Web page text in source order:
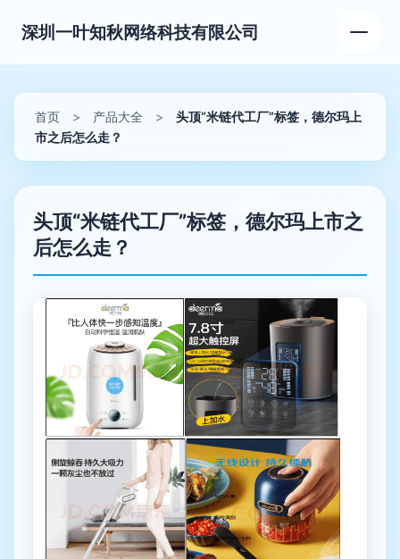
深圳一叶知秋网络科技有限公司
首页 > 产品大全 >
头顶“米链代工厂”标签，德尔玛上
市之后怎么走？
头顶“米链代工厂”标签，德尔玛上市之
后怎么走？